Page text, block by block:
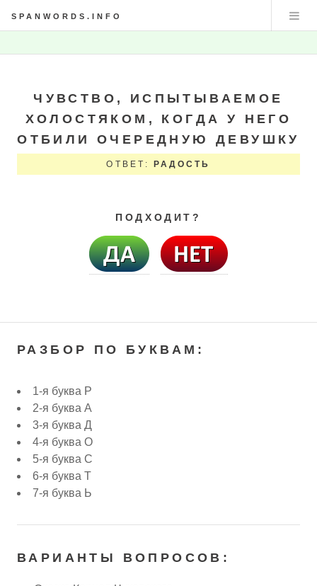
SPANWORDS.INFO
ЧУВСТВО, ИСПЫТЫВАЕМОЕ
ХОЛОСТЯКОМ, КОГДА У НЕГО
ОТБИЛИ ОЧЕРЕДНУЮ ДЕВУШКУ
ОТВЕТ: РАДОСТЬ
ПОДХОДИТ?
РАЗБОР ПО БУКВАМ:
1-я буква Р
2-я буква А
3-я буква Д
4-я буква О
5-я буква С
6-я буква Т
7-я буква Ь
ВАРИАНТЫ ВОПРОСОВ: